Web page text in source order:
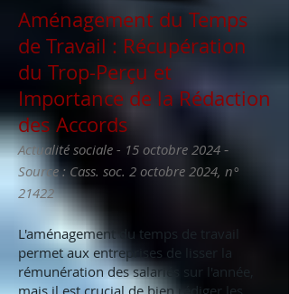
Aménagement du Temps
de Travail : Récupération
du Trop-Perçu et
Importance de la Rédaction
des Accords
Actualité sociale - 15 octobre 2024 -
Source : Cass. soc. 2 octobre 2024, n°
21422
L'aménagement du temps de travail
permet aux entreprises de lisser la
rémunération des salariés sur l'année,
mais il est crucial de bien rédiger les